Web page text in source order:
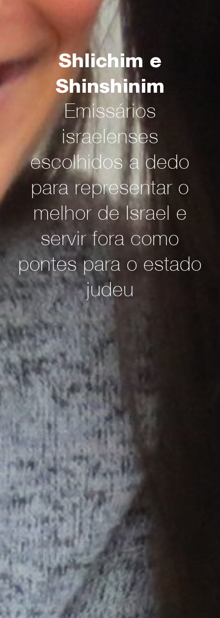
Shlichim e
Shinshinim
Emissários
israelenses
escolhidos a dedo
para representar o
melhor de Israel e
servir fora como
pontes para o estado
judeu